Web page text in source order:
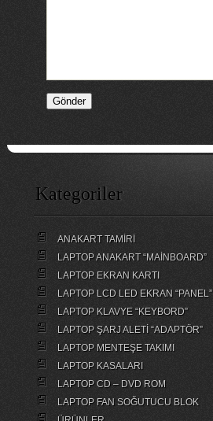
Kategoriler
ANAKART TAMİRİ
LAPTOP ANAKART “MAİNBOARD”
LAPTOP EKRAN KARTI
LAPTOP LCD LED EKRAN “PANEL”
LAPTOP KLAVYE “KEYBORD”
LAPTOP ŞARJ ALETİ “ADAPTÖR”
LAPTOP MENTEŞE TAKIMI
LAPTOP KASALARI
LAPTOP CD – DVD ROM
LAPTOP FAN SOĞUTUCU BLOK